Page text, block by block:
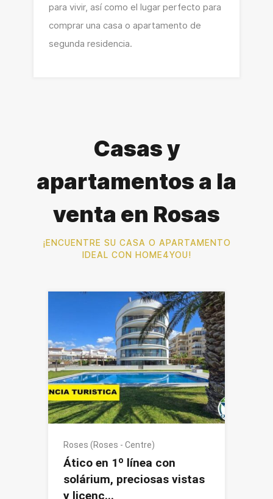
para vivir, así como el lugar perfecto para
comprar una casa o apartamento de
segunda residencia.
Casas y
apartamentos a la
venta en Rosas
¡ENCUENTRE SU CASA O APARTAMENTO
IDEAL CON HOME4YOU!
Roses (Roses - Centre)
Ático en 1º línea con
solárium, preciosas vistas
y licenc...